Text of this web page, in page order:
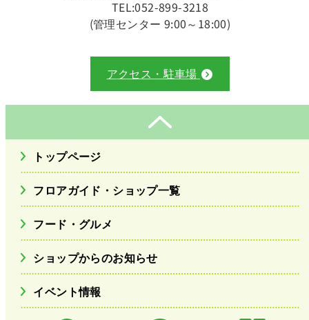
TEL:052-899-3218
(管理センター 9:00～18:00)
アクセス・駐車場
トップページ
フロアガイド・ショップ一覧
フード・グルメ
ショップからのお知らせ
イベント情報